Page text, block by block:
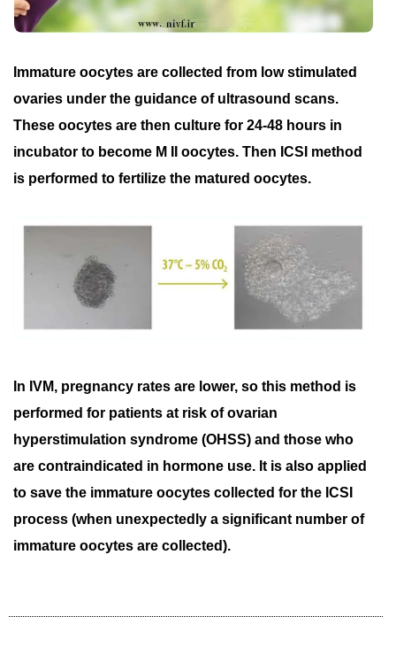
Immature oocytes are collected from low stimulated
ovaries under the guidance of ultrasound scans.
These oocytes are then culture for 24-48 hours in
incubator to become M II oocytes. Then ICSI method
is performed to fertilize the matured oocytes.
In IVM, pregnancy rates are lower, so this method is
performed for patients at risk of ovarian
hyperstimulation syndrome (OHSS) and those who
are contraindicated in hormone use. It is also applied
to save the immature oocytes collected for the ICSI
process (when unexpectedly a significant number of
immature oocytes are collected).